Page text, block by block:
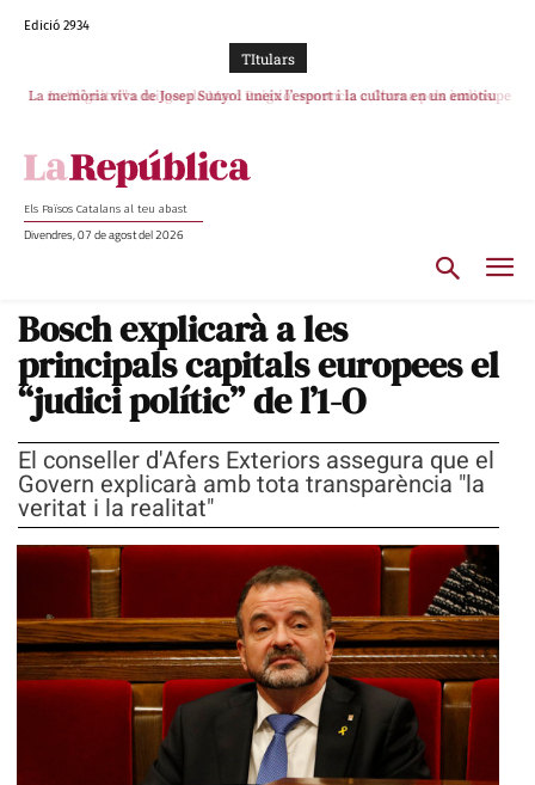
Edició 2934
TItulars
La memòria viva de Josep Sunyol uneix l’esport i la cultura en un emotiu
La “dignitat” a mitges de Marc Puigtió: renuncia a Girona pels àudios però
Els Països Catalans al teu abast
Divendres, 07 de agost del 2026
Bosch explicarà a les
principals capitals europees el
“judici polític” de l’1-O
El conseller d'Afers Exteriors assegura que el
Govern explicarà amb tota transparència "la
veritat i la realitat"